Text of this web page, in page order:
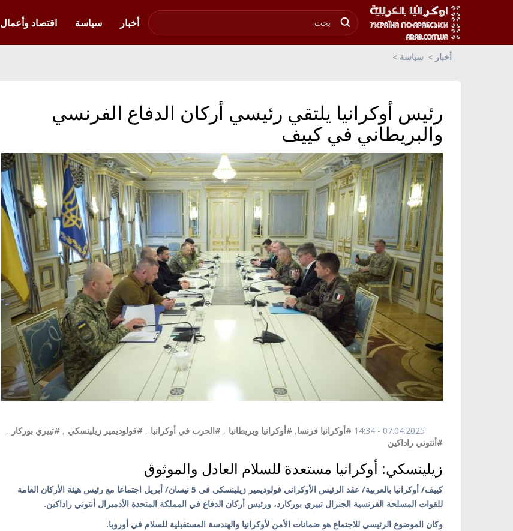
أخبار
سياسة اقتصاد وأعمال
أخبار سياسة
رئيس أوكرانيا يلتقي رئيسي أركان الدفاع الفرنسي
والبريطاني في كييف
07.04.2025 - 14:34 #أوكرانيا فرنسا, #أوكرانيا وبريطانيا , #الحرب في أوكرانيا , #فولوديمير زيلينسكي , #تييري بوركار ,
#أنتوني راداكين
زيلينسكي: أوكرانيا مستعدة للسلام العادل والموثوق
كييف/ أوكرانيا بالعربية/ عقد الرئيس الأوكراني فولوديمير زيلينسكي في 5 نيسان/ أبريل اجتماعا مع رئيس هيئة الأركان العامة
للقوات المسلحة الفرنسية الجنرال تييري بوركارد، ورئيس أركان الدفاع في المملكة المتحدة الأدميرال أنتوني راداكين.
وكان الموضوع الرئيسي للاجتماع هو ضمانات الأمن لأوكرانيا والهندسة المستقبلية للسلام في أوروبا.